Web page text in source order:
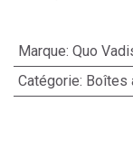
Marque: Quo
Catégorie: Boîtes